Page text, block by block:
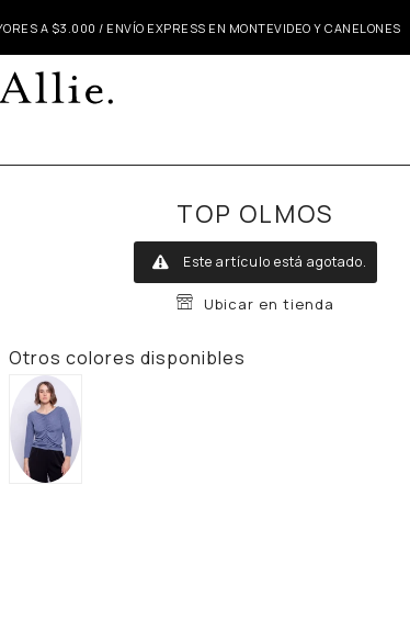
A $3.000 / ENVÍO EXPRESS EN MONTEVIDEO Y CANELONES
TOP OLMOS
Este artículo está agotado.
Ubicar en tienda
Otros colores disponibles